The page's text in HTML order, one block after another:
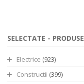
SELECTATE - PRODUSE
Electrice (923)
Constructii (399)